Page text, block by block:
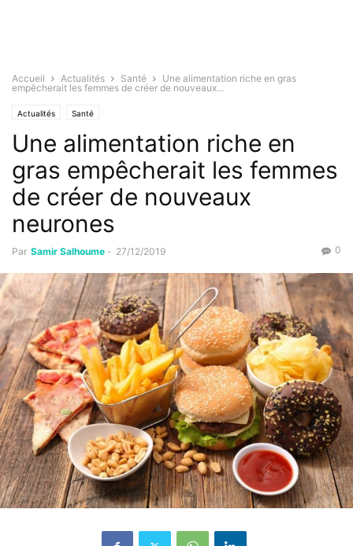
Accueil Actualités Santé
Une alimentation riche en gras
empêcherait les femmes de créer de nouveaux...
Actualités Santé
Une alimentation riche en
gras empêcherait les femmes
de créer de nouveaux
neurones
Par Samir Salhoume - 27/12/2019 0